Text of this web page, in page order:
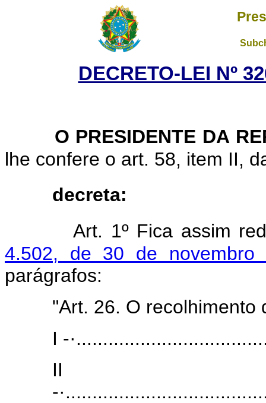
DECRETO-LEI Nº
O PRESIDENTE DA
lhe confere o art. 58, item II,
decreta:
Art. 1º Fica assim
4.502, de 30 de novembro
parágrafos:
"Art. 26. O recolhimento
I -
II
-